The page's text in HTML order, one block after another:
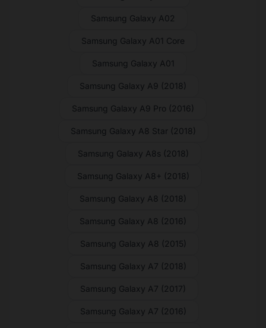
Samsung Galaxy A02
Samsung Galaxy A01 Core
Samsung Galaxy A01
Samsung Galaxy A9 (2018)
Samsung Galaxy A9 Pro (2016)
Samsung Galaxy A8 Star (2018)
Samsung Galaxy A8s (2018)
Samsung Galaxy A8+ (2018)
Samsung Galaxy A8 (2018)
Samsung Galaxy A8 (2016)
Samsung Galaxy A8 (2015)
Samsung Galaxy A7 (2018)
Samsung Galaxy A7 (2017)
Samsung Galaxy A7 (2016)